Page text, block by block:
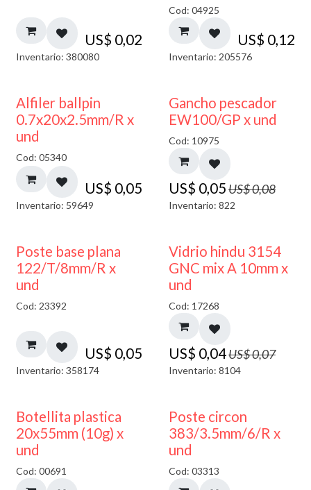
US$ 0,02
Inventario: 380080
Cod: 04925
US$ 0,12
Inventario: 205576
Alfiler ballpin
0.7x20x2.5mm/R x
und
Cod: 05340
US$ 0,05
Inventario: 59649
40% DESCUENTO
Gancho pescador
EW100/GP x und
Cod: 10975
US$ 0,05US$0,08
Inventario: 822
Poste base plana
122/T/8mm/R x
und
Cod: 23392
US$ 0,05
Inventario: 358174
40% DESCUENTO
Vidrio hindu 3154
GNC mix A 10mm x
und
Cod: 17268
US$ 0,04US$0,07
Inventario: 8104
Botellita plastica
20x55mm (10g) x
und
Cod: 00691
Poste circon
383/3.5mm/6/R x
und
Cod: 03313